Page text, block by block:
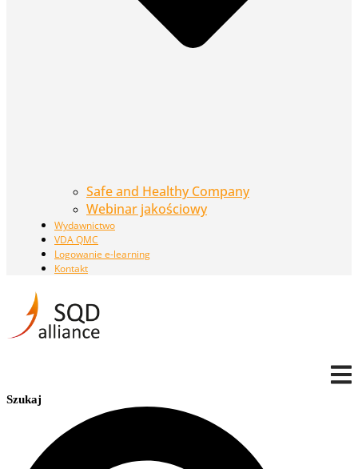
Safe and Healthy Company
Webinar jakościowy
Wydawnictwo
VDA QMC
Logowanie e-learning
Kontakt
Szukaj